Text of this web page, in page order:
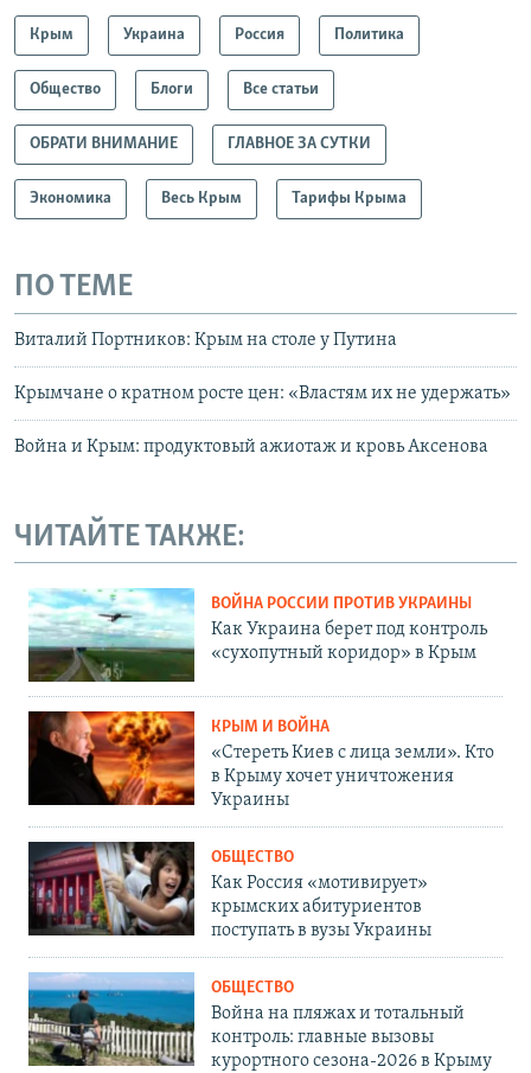
Крым Украина Россия Политика
Общество Блоги Все статьи
ОБРАТИ ВНИМАНИЕ ГЛАВНОЕ ЗА СУТКИ
Экономика Весь Крым Тарифы Крыма
ПО ТЕМЕ
Виталий Портников: Крым на столе у Путина
Крымчане о кратном росте цен: «Властям их не удержать»
Война и Крым: продуктовый ажиотаж и кровь Аксенова
ЧИТАЙТЕ ТАКЖЕ:
ВОЙНА РОССИИ ПРОТИВ УКРАИНЫ
Как Украина берет под контроль
«сухопутный коридор» в Крым
КРЫМ И ВОЙНА
«Стереть Киев с лица земли». Кто
в Крыму хочет уничтожения
Украины
ОБЩЕСТВО
Как Россия «мотивирует»
крымских абитуриентов
поступать в вузы Украины
ОБЩЕСТВО
Война на пляжах и тотальный
контроль: главные вызовы
курортного сезона-2026 в Крыму